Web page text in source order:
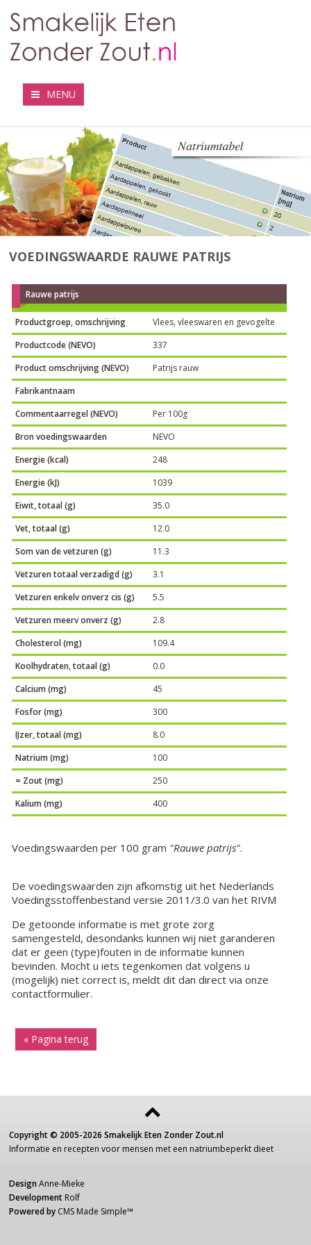
MENU
VOEDINGSWAARDE RAUWE PATRIJS
Rauwe patrijs
Productgroep, omschrijving
Vlees, vleeswaren en gevogelte
Productcode (NEVO)
337
Product omschrijving (NEVO)
Patrijs rauw
Fabrikantnaam
Commentaarregel (NEVO)
Per 100g
Bron voedingswaarden
NEVO
Energie (kcal)
248
Energie (kJ)
1039
Eiwit, totaal (g)
35.0
Vet, totaal (g)
12.0
Som van de vetzuren (g)
11.3
Vetzuren totaal verzadigd (g)
3.1
Vetzuren enkelv onverz cis (g)
5.5
Vetzuren meerv onverz (g)
2.8
Cholesterol (mg)
109.4
Koolhydraten, totaal (g)
0.0
Calcium (mg)
45
Fosfor (mg)
300
IJzer, totaal (mg)
8.0
Natrium (mg)
100
= Zout (mg)
250
Kalium (mg)
400
Voedingswaarden per 100 gram "Rauwe patrijs".
De voedingswaarden zijn afkomstig uit het Nederlands
Voedingsstoffenbestand versie 2011/3.0 van het RIVM
De getoonde informatie is met grote zorg
samengesteld, desondanks kunnen wij niet garanderen
dat er geen (type)fouten in de informatie kunnen
bevinden. Mocht u iets tegenkomen dat volgens u
(mogelijk) niet correct is, meldt dit dan direct via onze
contactformulier.
« Pagina terug
Copyright © 2005-2026 Smakelijk Eten Zonder Zout.nl
Informatie en recepten voor mensen met een natriumbeperkt dieet
Design Anne-Mieke
Development Rolf
Powered by CMS Made Simple™